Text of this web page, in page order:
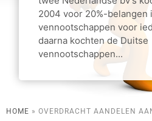
2004 voor 20%-belangen
vennootschappen voor
daarna kochten de Duitse
vennootschappen...
HOME » OVERDRACHT AANDELEN